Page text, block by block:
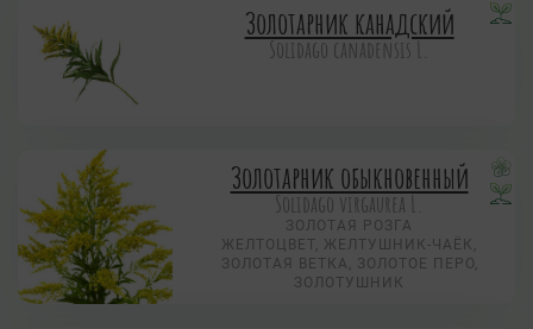
Золотарник канадский
Solidago canadensis L.
Золотарник обыкновенный
Solidago virgaurea L.
ЗОЛОТАЯ РОЗГА
ЖЕЛТОЦВЕТ, ЖЕЛТУШНИК-ЧАЁК,
ЗОЛОТАЯ ВЕТКА, ЗОЛОТОЕ ПЕРО,
ЗОЛОТУШНИК